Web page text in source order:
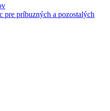
pre príbuzných a pozostalých